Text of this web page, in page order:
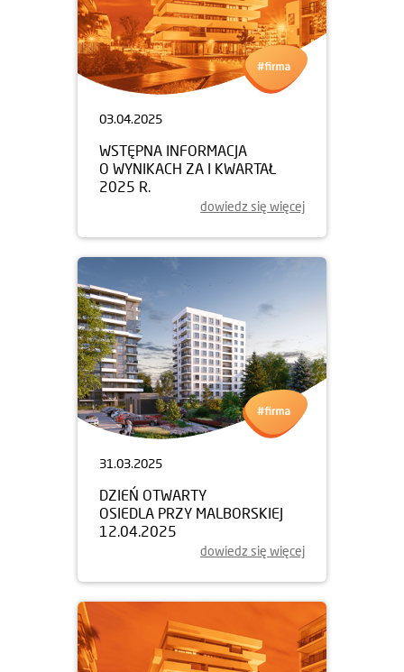
03.04.2025
WSTĘPNA INFORMACJA
O WYNIKACH ZA I KWARTAŁ
2025 R.
dowiedz się więcej
31.03.2025
DZIEŃ OTWARTY
OSIEDLA PRZY MALBORSKIEJ
12.04.2025
dowiedz się więcej